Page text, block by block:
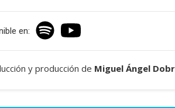
en:
y producción de Miguel Ángel